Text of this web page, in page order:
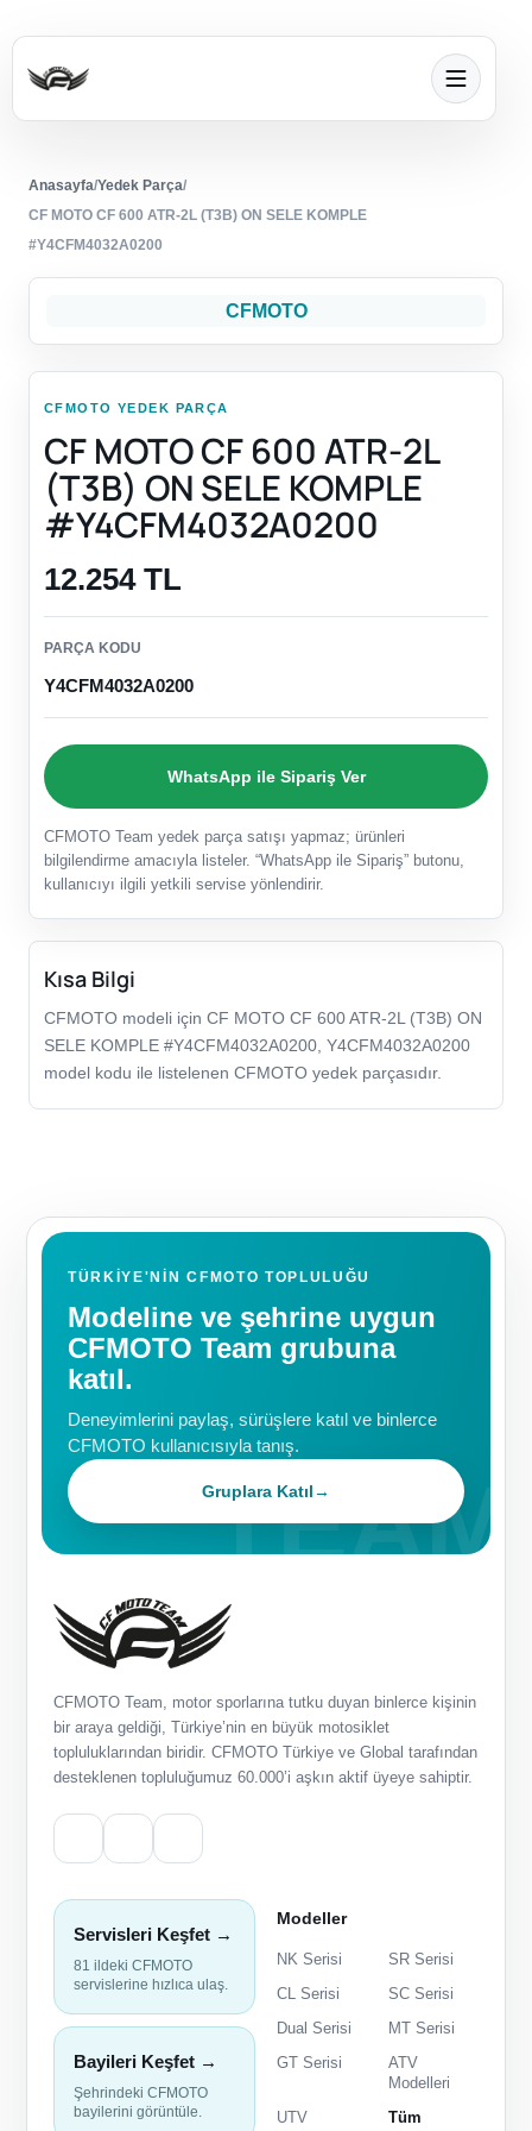
Anasayfa/Yedek Parça/
CF MOTO CF 600 ATR-2L (T3B) ON SELE KOMPLE
#Y4CFM4032A0200
CFMOTO
CFMOTO YEDEK PARÇA
CF MOTO CF 600 ATR-2L
(T3B) ON SELE KOMPLE
#Y4CFM4032A0200
12.254 TL
PARÇA KODU
Y4CFM4032A0200
WhatsApp ile Sipariş Ver
CFMOTO Team yedek parça satışı yapmaz; ürünleri
bilgilendirme amacıyla listeler. “WhatsApp ile Sipariş” butonu,
kullanıcıyı ilgili yetkili servise yönlendirir.
Kısa Bilgi
CFMOTO modeli için CF MOTO CF 600 ATR-2L (T3B) ON
SELE KOMPLE #Y4CFM4032A0200, Y4CFM4032A0200
model kodu ile listelenen CFMOTO yedek parçasıdır.
TÜRKIYE'NIN CFMOTO TOPLULUĞU
Modeline ve şehrine uygun
CFMOTO Team grubuna
katıl.
Deneyimlerini paylaş, sürüşlere katıl ve binlerce
CFMOTO kullanıcısıyla tanış.
Gruplara Katıl→
CFMOTO Team, motor sporlarına tutku duyan binlerce kişinin
bir araya geldiği, Türkiye’nin en büyük motosiklet
topluluklarından biridir. CFMOTO Türkiye ve Global tarafından
desteklenen topluluğumuz 60.000’i aşkın aktif üyeye sahiptir.
Servisleri Keşfet →
81 ildeki CFMOTO
servislerine hızlıca ulaş.
Bayileri Keşfet →
Şehrindeki CFMOTO
bayilerini görüntüle.
Modeller
NK Serisi
SR Serisi
CL Serisi
SC Serisi
Dual Serisi
MT Serisi
GT Serisi
ATV
Modelleri
UTV
Tüm